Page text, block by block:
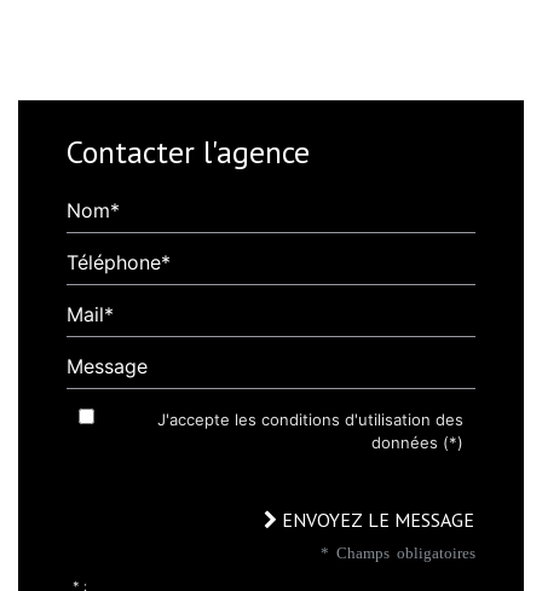
Contacter l'agence
Nom*
Téléphone*
Mail*
Message
J'accepte les conditions d'utilisation des
données (*)
ENVOYEZ LE MESSAGE
* Champs obligatoires
* :